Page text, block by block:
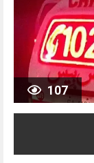
107